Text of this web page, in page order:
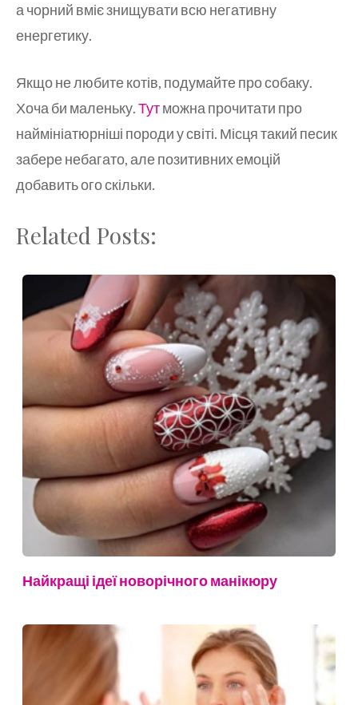
а чорний вміє знищувати всю негативну
енергетику.
Якщо не любите котів, подумайте про собаку.
Хоча би маленьку.Тутможна прочитати про
наймініатюрніші породи у світі. Місця такий песик
забере небагато, але позитивних емоцій
добавить ого скільки.
Related Posts:
Найкращі ідеї новорічного манікюру